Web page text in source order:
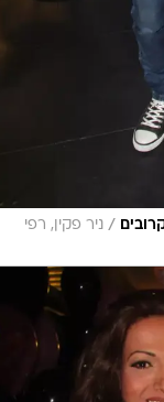
/ ניר פקין, רפי